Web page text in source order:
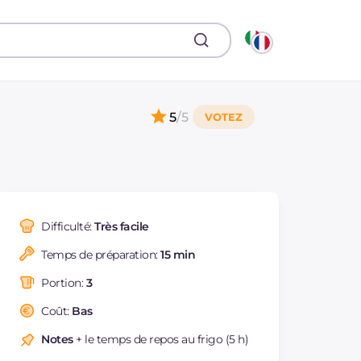
5/5
Difficulté:Très facile
Temps de préparation:15 min
Portion:3
Coût: Bas
Notes+ le temps de repos au frigo (5 h)